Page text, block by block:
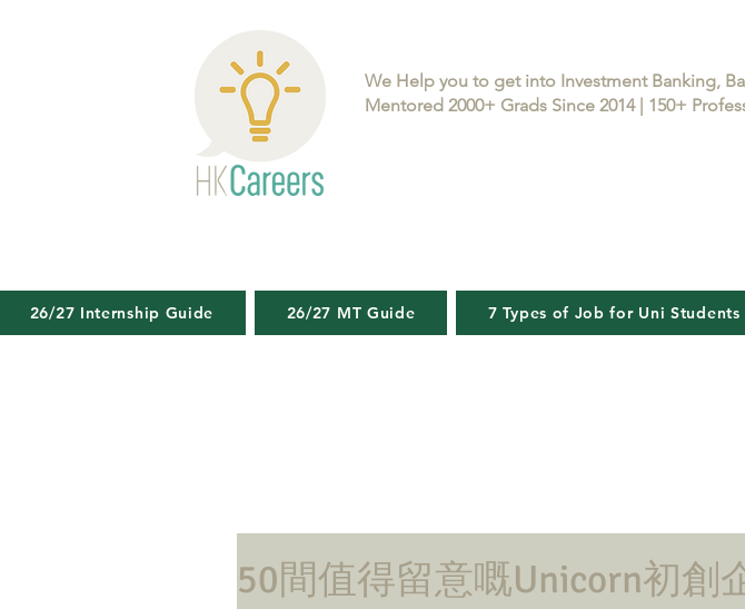
We Help you to get into Investment Banking,
Mentored 2000+ Grads Since 2014 | 150+
26/27 Internship Guide 26/27 MT Guide 7 Types of Job for Uni Students
50間值得留意嘅Unicorn初創